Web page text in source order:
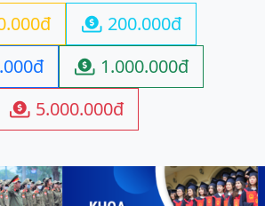
 200.000đ
 1.000.000đ
 5.000.000đ